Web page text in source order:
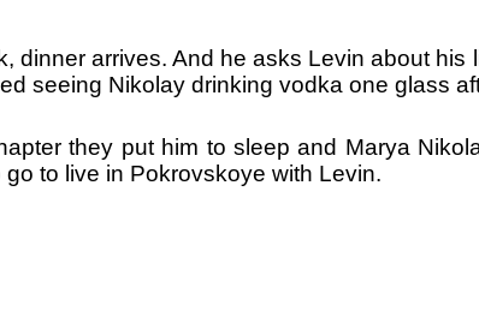
dinner arrives. And he asks Levin about his
seeing Nikolay drinking vodka one glass
they put him to sleep and Marya
to live in Pokrovskoye with Levin.